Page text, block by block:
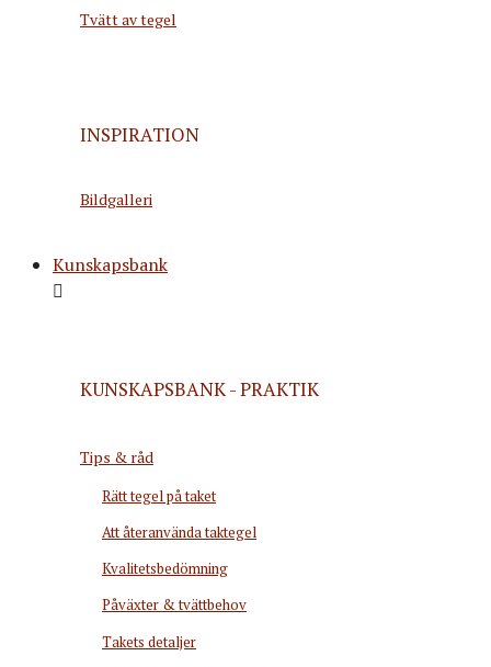
Tvätt av tegel
INSPIRATION
Bildgalleri
Kunskapsbank
KUNSKAPSBANK - PRAKTIK
Tips & råd
Rätt tegel på taket
Att återanvända taktegel
Kvalitetsbedömning
Påväxter & tvättbehov
Takets detaljer